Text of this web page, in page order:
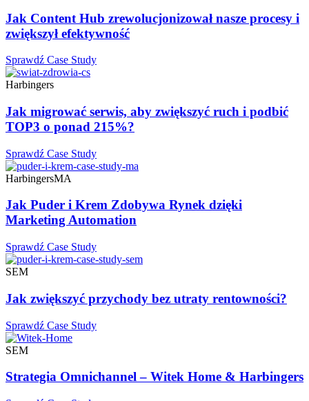
Jak Content Hub zrewolucjonizował nasze procesy i
zwiększył efektywność
Sprawdź Case Study
Harbingers
Jak migrować serwis, aby zwiększyć ruch i podbić
TOP3 o ponad 215%?
Sprawdź Case Study
HarbingersMA
Jak Puder i Krem Zdobywa Rynek dzięki
Marketing Automation
Sprawdź Case Study
SEM
Jak zwiększyć przychody bez utraty rentowności?
Sprawdź Case Study
SEM
Strategia Omnichannel – Witek Home & Harbingers